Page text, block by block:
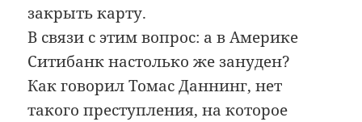
закрыть карту.
В связи с этим вопрос: а в Америке
Ситибанк настолько же зануден?
Как говорил Томас Даннинг, нет
такого преступления, на которое